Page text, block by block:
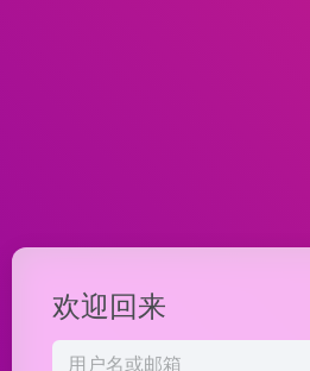
欢迎回来